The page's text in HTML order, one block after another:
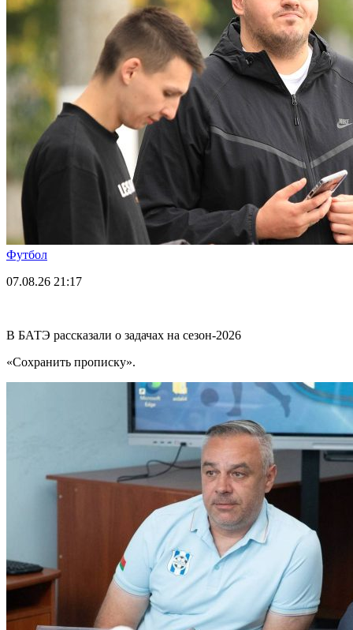
Футбол
07.08.26 21:17
В БАТЭ рассказали о задачах на сезон-2026
«Сохранить прописку».